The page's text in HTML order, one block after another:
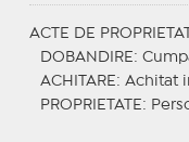
ACTE DE
DOBANDIRE :
ACHITARE : Achitat
PROPRIETATE :